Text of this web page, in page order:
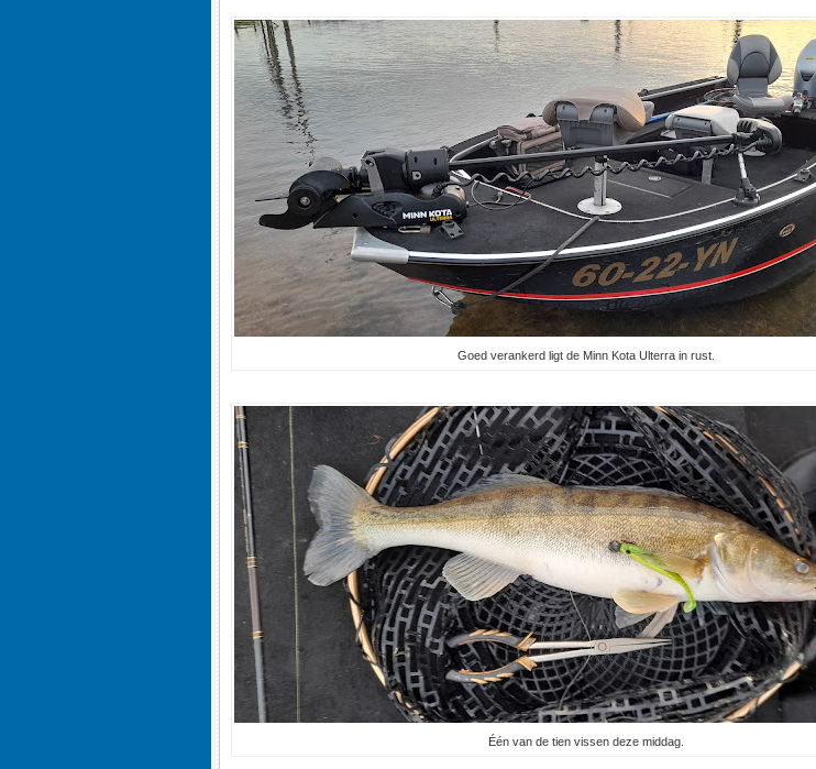
Goed verankerd ligt de Minn Kota Ulterra in rust.
Één van de tien vissen deze middag.